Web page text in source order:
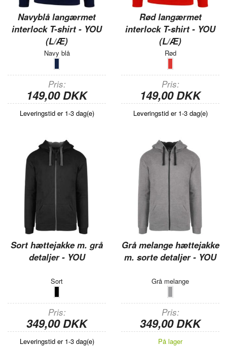
Navyblå langærmet
interlock T-shirt - YOU
(L/Æ)
Navy blå
Pris
149,00 DKK
Leveringstid er 1-3 dag(e)
Rød langærmet
interlock T-shirt - YOU
(L/Æ)
Rød
Pris
149,00 DKK
Leveringstid er 1-3 dag(e)
Sort hættejakke m. grå
detaljer - YOU
Sort
Pris
349,00 DKK
Leveringstid er 1-3 dag(e)
Grå melange hættejakke
m. sorte detaljer - YOU
Grå melange
Pris
349,00 DKK
På lager